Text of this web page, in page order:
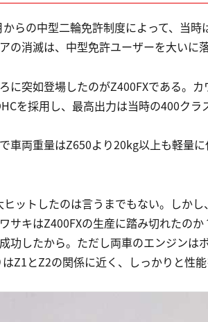
らの中型二輪免許制度によって、当
の消滅は、中型免許ユーザーを大いに
に突如登場したのがZ400FXである。
を採用し、最高出力は当時の400クラ
車両重量はZ650より20kg以上も軽量
ヒットしたのは言うまでもない。しか
サキはZ400FXの生産に踏み切れたの
功したから。ただし両車のエンジン
Z1とZ2の関係に近く、しっかりと性能